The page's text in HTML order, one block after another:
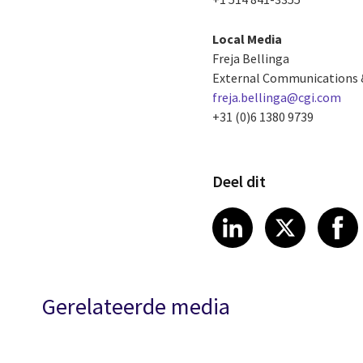
Local Media
Freja Bellinga
External Communications
freja.bellinga@cgi.com
+31 (0)6 1380 9739
Deel dit
Share article
LinkedIn
Share
X
Gerelateerde media